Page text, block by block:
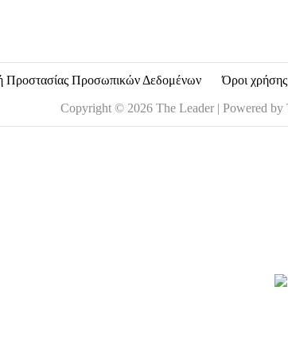
Προστασίας Προσωπικών Δεδομένων Όροι χρήσης
Copyright © 2026 The Leader | Powered by